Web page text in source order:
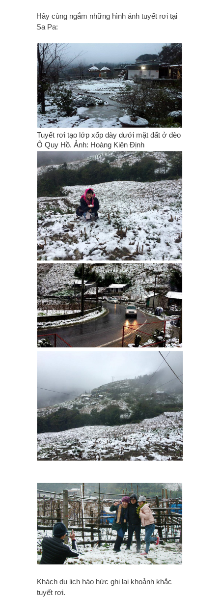
Hãy cùng ngắm những hình ảnh tuyết rơi tại
Sa Pa:
Tuyết rơi tạo lớp xốp dày dưới mặt đất ở đèo
Ô Quy Hồ. Ảnh: Hoàng Kiên Định
Khách du lịch háo hức ghi lại khoảnh khắc
tuyết rơi.